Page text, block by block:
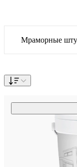
Мраморные